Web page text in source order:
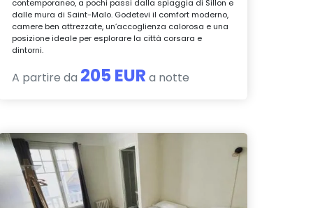
contemporaneo, a pochi passi dalla spiaggia di Sillon e
dalle mura di Saint-Malo. Godetevi il comfort moderno,
camere ben attrezzate, un’accoglienza calorosa e una
posizione ideale per esplorare la città corsara e
dintorni.
A partire da 205 EUR a notte